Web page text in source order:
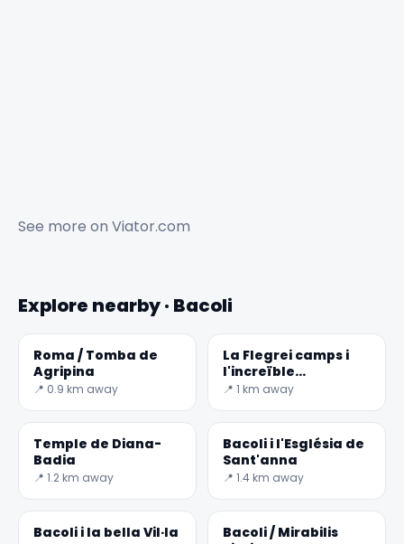
See more on Viator.com
Explore nearby · Bacoli
Roma / Tomba de
Agripina
📍 0.9 km away
La Flegrei camps i
l'increïble
submergida parc
📍 1 km away
Temple de Diana-
Badia
📍 1.2 km away
Bacoli i l'Església de
Sant'anna
📍 1.4 km away
Bacoli i la bella Vil·la
Bacoli / Mirabilis
✕